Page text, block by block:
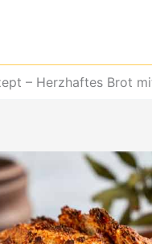
– Herzhaftes Brot